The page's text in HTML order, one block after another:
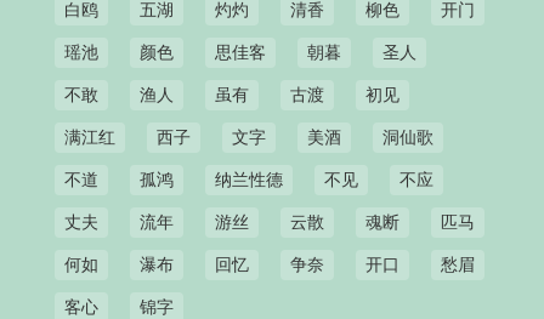
白鸥 五湖 灼灼 清香 柳色 开门
瑶池 颜色 思佳客 朝暮 圣人
不敢 渔人 虽有 古渡 初见
满江红 西子 文字 美酒 洞仙歌
不道 孤鸿 纳兰性德 不见 不应
丈夫 流年 游丝 云散 魂断 匹马
何如 瀑布 回忆 争奈 开口 愁眉
客心 锦字